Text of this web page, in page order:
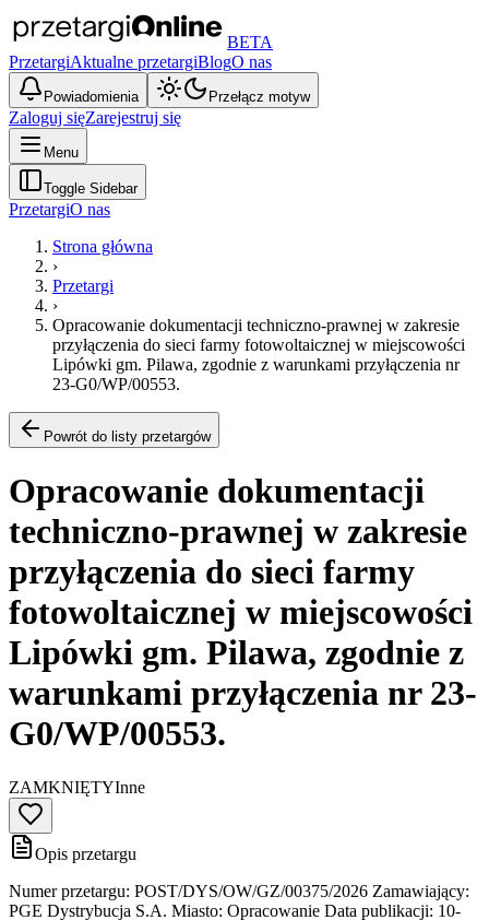
BETA
PrzetargiAktualne przetargiBlogO nas
Powiadomienia Przełącz motyw
Zaloguj sięZarejestruj się
Menu
Toggle Sidebar
PrzetargiO nas
Strona główna
›
Przetargi
›
Opracowanie dokumentacji techniczno-prawnej w zakresie
przyłączenia do sieci farmy fotowoltaicznej w miejscowości
Lipówki gm. Pilawa, zgodnie z warunkami przyłączenia nr
23-G0/WP/00553.
Powrót do listy przetargów
Opracowanie dokumentacji
techniczno-prawnej w zakresie
przyłączenia do sieci farmy
fotowoltaicznej w miejscowości
Lipówki gm. Pilawa, zgodnie z
warunkami przyłączenia nr 23-
G0/WP/00553.
ZAMKNIĘTYInne
Opis przetargu
Numer przetargu: POST/DYS/OW/GZ/00375/2026 Zamawiający:
PGE Dystrybucja S.A. Miasto: Opracowanie Data publikacji: 10-